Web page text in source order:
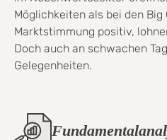
Möglichkeiten als bei den Big
Marktstimmung positiv,
Doch auch an schwachen
Gelegenheiten.